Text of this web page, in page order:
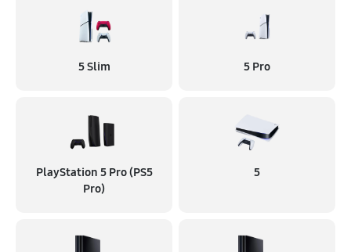
5 Slim 5 Pro
PlayStation 5 Pro (PS5
Pro)
5